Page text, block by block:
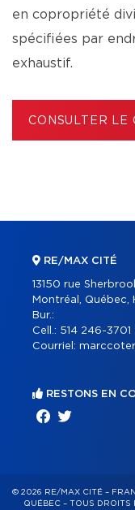
en copropriété
spécifiées par
exhaustif.
CONSULTER LE
RE/MAX CITÉ
13150 rue
Montréal, Québec,
Bur.:
Cell.: 514 246-3701
Courriel:
RESTONS EN
© 2026 RE/MAX CITÉ –
QUÉBEC – TOUS DROITS